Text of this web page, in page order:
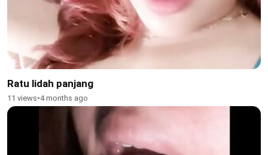
Ratu lidah panjang
11 views•4 months ago